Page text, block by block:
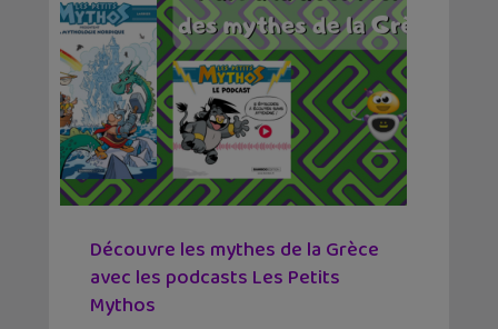
Découvre les mythes de la Grèce
avec les podcasts Les Petits
Mythos